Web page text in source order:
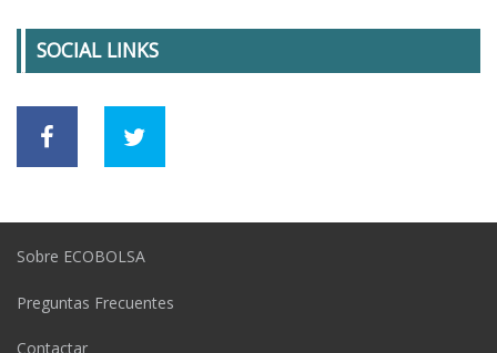
SOCIAL LINKS
Sobre ECOBOLSA
Preguntas Frecuentes
Contactar